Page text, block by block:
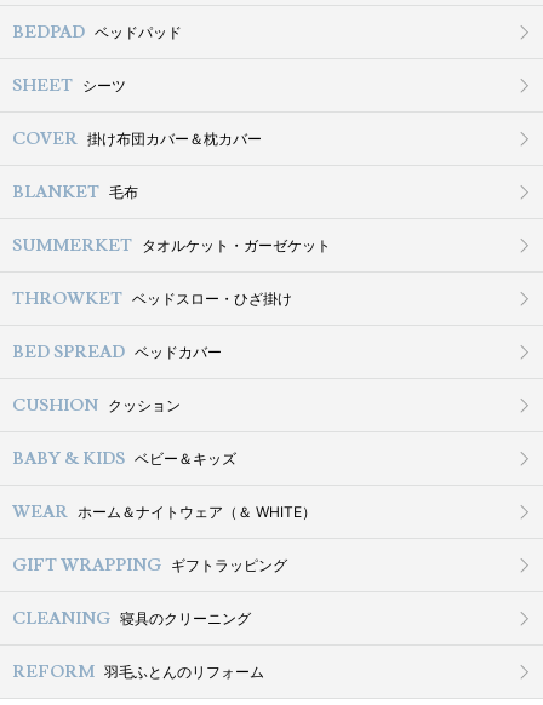
BEDPAD ベッドパッド
SHEET シーツ
COVER 掛け布団カバー＆枕カバー
BLANKET 毛布
SUMMERKET タオルケット・ガーゼケット
THROWKET ベッドスロー・ひざ掛け
BED SPREAD ベッドカバー
CUSHION クッション
BABY & KIDS ベビー＆キッズ
WEAR ホーム＆ナイトウェア（＆ WHITE）
GIFT WRAPPING ギフトラッピング
CLEANING 寝具のクリーニング
REFORM 羽毛ふとんのリフォーム